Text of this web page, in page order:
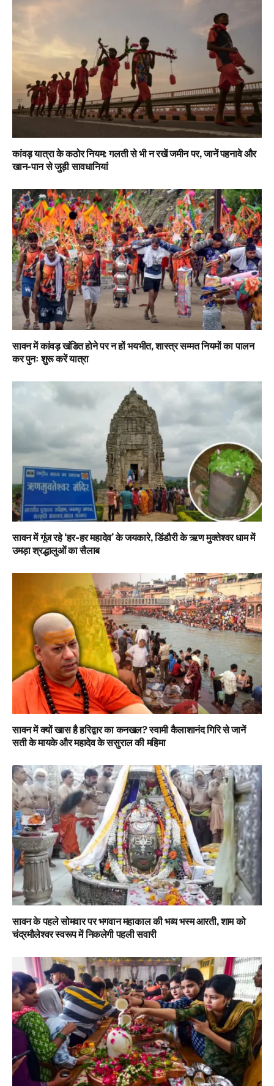
कांवड़ यात्रा के कठोर नियम: गलती से भी न रखें जमीन पर, जानें पहनावे और
खान-पान से जुड़ी सावधानियां
सावन में कांवड़ खंडित होने पर न हों भयभीत, शास्त्र सम्मत नियमों का पालन
कर पुनः शुरू करें यात्रा
सावन में गूंज रहे ‘हर-हर महादेव’ के जयकारे, डिंडौरी के ऋण मुक्तेश्वर धाम में
उमड़ा श्रद्धालुओं का सैलाब
सावन में क्यों खास है हरिद्वार का कनखल? स्वामी कैलाशानंद गिरि से जानें
सती के मायके और महादेव के ससुराल की महिमा
सावन के पहले सोमवार पर भगवान महाकाल की भव्य भस्म आरती, शाम को
चंद्रमौलेश्वर स्वरूप में निकलेगी पहली सवारी